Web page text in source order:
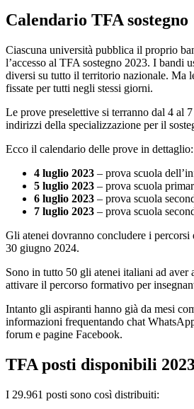
Calendario TFA sostegno
Ciascuna università pubblica il proprio
l’accesso al TFA sostegno 2023. I bandi
diversi su tutto il territorio nazionale. Ma
fissate per tutti negli stessi giorni.
Le prove preselettive si terranno dal 4 al
indirizzi della specializzazione per il
Ecco il calendario delle prove in dettaglio:
4 luglio 2023 – prova scuola
5 luglio 2023 – prova scuola
6 luglio 2023 – prova scuola
7 luglio 2023 – prova scuola
Gli atenei dovranno concludere i percorsi
30 giugno 2024.
Sono in tutto 50 gli atenei italiani ad aver
attivare il percorso formativo per
Intanto gli aspiranti hanno già da mesi
informazioni frequentando chat
forum e pagine Facebook.
TFA posti disponibili
I 29.961 posti sono così distribuiti: